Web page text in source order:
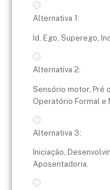
Alternativa 1:
Id, Ego, Superego,
Alternativa 2:
Sensório motor, Pré
Operatório Formal e
Alternativa 3:
Iniciação,
Aposentadoria.